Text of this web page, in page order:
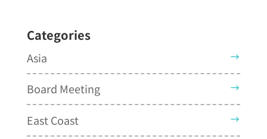
Categories
Asia
Board Meeting
East Coast